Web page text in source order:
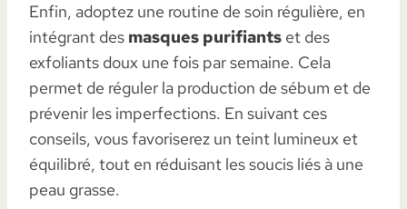
Enfin, adoptez une routine de soin régulière, en
intégrant des masques purifiants et des
exfoliants doux une fois par semaine. Cela
permet de réguler la production de sébum et de
prévenir les imperfections. En suivant ces
conseils, vous favoriserez un teint lumineux et
équilibré, tout en réduisant les soucis liés à une
peau grasse.